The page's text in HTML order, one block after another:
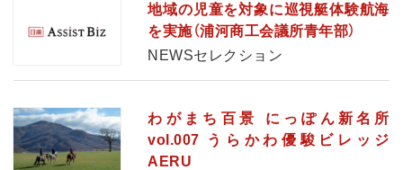
地域の児童を対象に巡視艇体験航海
を実施（浦河商工会議所青年部）
NEWSセレクション
わがまち百景 にっぽん新名所
vol.007 うらかわ優駿ビレッジ
AERU